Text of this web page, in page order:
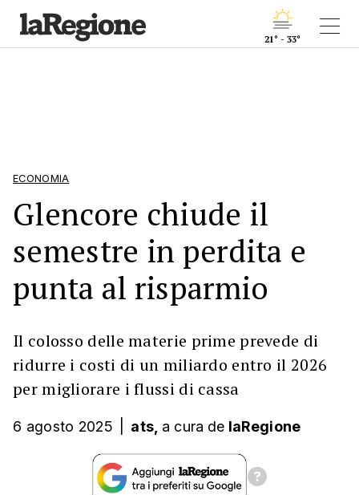
21° - 33°
ECONOMIA
Glencore chiude il
semestre in perdita e
punta al risparmio
Il colosso delle materie prime prevede di
ridurre i costi di un miliardo entro il 2026
per migliorare i flussi di cassa
6 agosto 2025 ats, a cura de laRegione